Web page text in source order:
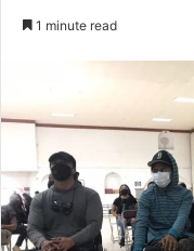
1 minute read